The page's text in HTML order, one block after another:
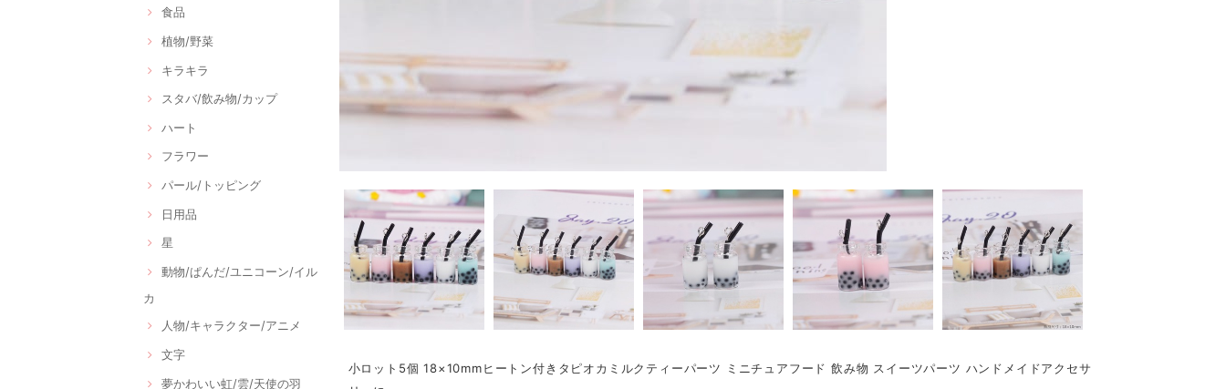
食品
植物/野菜
キラキラ
スタバ/飲み物/カップ
ハート
フラワー
パール/トッピング
日用品
星
動物/ぱんだ/ユニコーン/イル
カ
人物/キャラクター/アニメ
文字
夢かわいい虹/雲/天使の羽
小ロット5個 18×10mmヒートン付きタピオカミルクティーパーツ ミニチュアフード 飲み物 スイーツパーツ ハンドメイドアクセサ